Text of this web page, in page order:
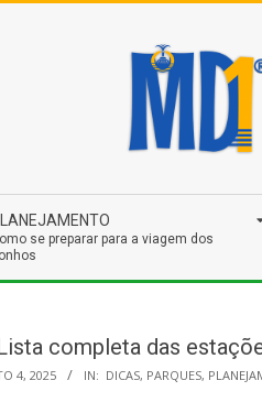
se preparar para a viagem dos
completa das
4, 2025 IN: DICAS, PARQUES,